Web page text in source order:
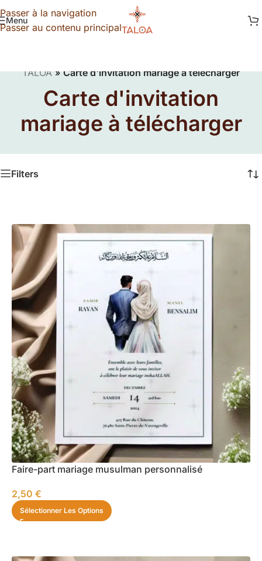
Passer à la navigation
Passer au contenu principal
Menu
TALOA»Carte d'invitation mariage à télécharger
Carte d'invitation
mariage à télécharger
Filters
Faire-part mariage musulman personnalisé
2,50 €
Sélectionner Les Options